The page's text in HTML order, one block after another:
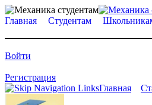
Главная Студентам
Войти
Регистрация
Главная